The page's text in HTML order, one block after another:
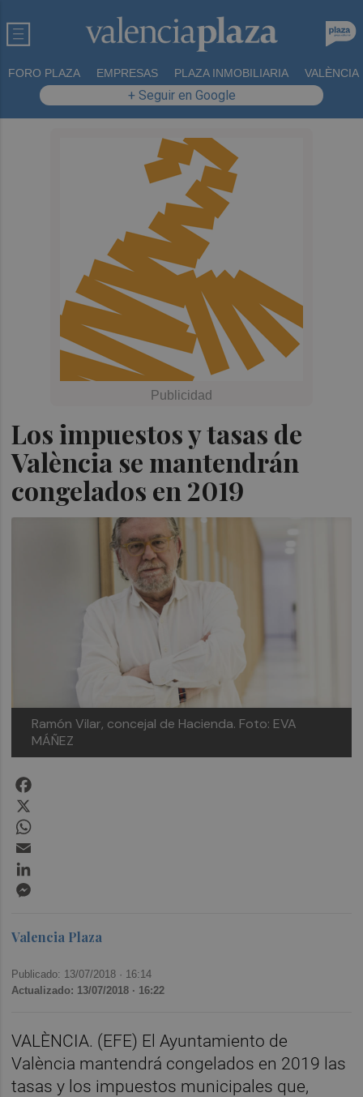
FORO PLAZA EMPRESAS PLAZA INMOBILIARIA VALÈNCIA
+ Seguir en Google
Los impuestos y tasas de
València se mantendrán
congelados en 2019
Ramón Vilar, concejal de Hacienda. Foto: EVA
MÁÑEZ
Valencia Plaza
Publicado: 13/07/2018 · 16:14
Actualizado: 13/07/2018 · 16:22
VALÈNCIA. (EFE) El Ayuntamiento de
València mantendrá congelados en 2019 las
tasas y los impuestos municipales que,